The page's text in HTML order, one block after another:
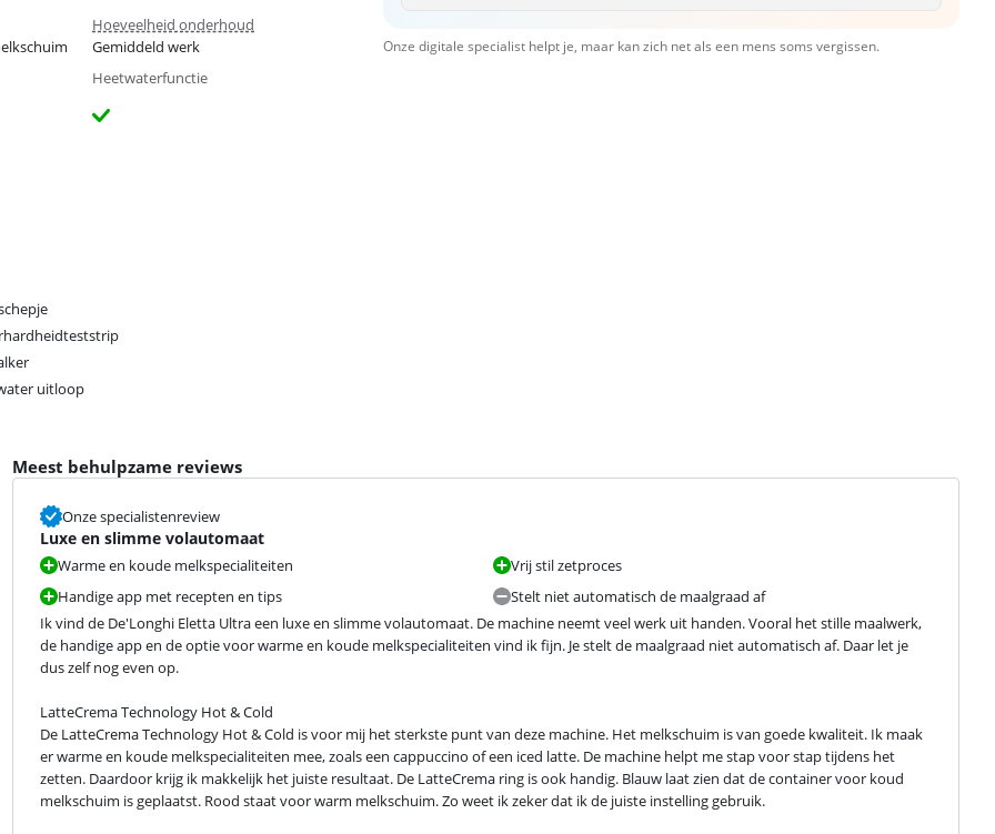
Onze digitale specialist helpt je, maar kan zich net als een mens soms vergissen.
Hoeveelheid onderhoud
Gemiddeld werk
Heetwaterfunctie
uitloop
Meest behulpzame reviews
Onze specialistenreview
Luxe en slimme volautomaat
Warme en koude melkspecialiteiten
Handige app met recepten en tips
Vrij stil zetproces
Stelt niet automatisch de maalgraad af
Ik vind de De'Longhi Eletta Ultra een luxe en slimme volautomaat. De machine neemt veel werk uit handen. Vooral het stille maalwerk,
de handige app en de optie voor warme en koude melkspecialiteiten vind ik fijn. Je stelt de maalgraad niet automatisch af. Daar let je
dus zelf nog even op.
LatteCrema Technology Hot & Cold
De LatteCrema Technology Hot & Cold is voor mij het sterkste punt van deze machine. Het melkschuim is van goede kwaliteit. Ik maak
er warme en koude melkspecialiteiten mee, zoals een cappuccino of een iced latte. De machine helpt me stap voor stap tijdens het
zetten. Daardoor krijg ik makkelijk het juiste resultaat. De LatteCrema ring is ook handig. Blauw laat zien dat de container voor koud
melkschuim is geplaatst. Rood staat voor warm melkschuim. Zo weet ik zeker dat ik de juiste instelling gebruik.